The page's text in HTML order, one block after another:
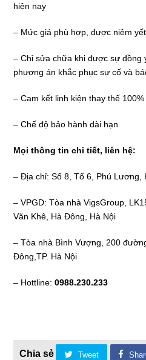
hiện nay
– Mức giá phù hợp, được niêm
– Chỉ sửa chữa khi được sự đồng
phương án khắc phục sự cố và
– Cam kết linh kiện thay thế
– Chế độ bảo hành dài hạn
Mọi thông tin chi tiết, liên hệ:
– Địa chỉ: Số 8, Tổ 6, Phú Lương,
– VPGD: Tòa nhà VigsGroup,
Văn Khê, Hà Đông, Hà Nội
– Tòa nhà Bình Vượng, 200
Đông,TP. Hà Nội
– Hottline: 0988.230.233
Tweet